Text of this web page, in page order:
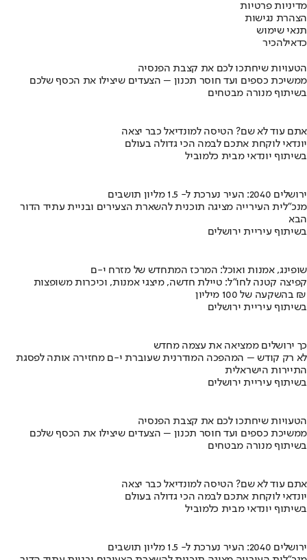
מדיניות פרטיות
הצהרת נגישות
תנאי שימוש
כדאילהכיר
הטעויות שיחתכו לכם את קצבת הפנסיה
ממשיכת כספים ועד חוסר תכנון – הצעדים שיצילו את הכסף שלכם
בשיתוף מנורה מבטחים
אתם עוד לא שם? הטיסה למונדיאל כבר יצאה
יונדאי לוקחת אתכם לבמה הכי גדולה בעולם
בשיתוף יונדאי מבית כלמוביל
ירושלים 2040: העיר נערכת ל- 1.5 מליון תושבים
מנכ"לית העירייה מציגה תוכנית להשארת הצעירים ובניית עתיד הדור
הבא
בשיתוף עיריית ירושלים
שופינג, אמנות ואוכל: המרכז המתחדש של מזרח י-ם
קפיצה קטנה לחו"ל: טיילת חדשה, מיצגי אמנות, וכיכרות משופצות
בהשקעה של 100 מיליון ₪
בשיתוף עיריית ירושלים
כך ירושלים ממציאה את עצמה מחדש
לא רק קודש – המהפכה המודרנית שעוברת י-ם מחזירה אותה לפסגת
התיירות הישראלית
בשיתוף עיריית ירושלים
הטעויות שיחתכו לכם את קצבת הפנסיה
ממשיכת כספים ועד חוסר תכנון – הצעדים שיצילו את הכסף שלכם
בשיתוף מנורה מבטחים
אתם עוד לא שם? הטיסה למונדיאל כבר יצאה
יונדאי לוקחת אתכם לבמה הכי גדולה בעולם
בשיתוף יונדאי מבית כלמוביל
ירושלים 2040: העיר נערכת ל- 1.5 מליון תושבים